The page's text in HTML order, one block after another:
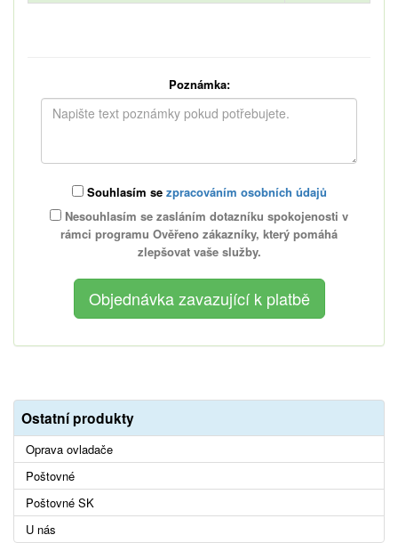
Poznámka:
Souhlasím se zpracováním osobních údajů
Nesouhlasím se zasláním dotazníku spokojenosti v
rámci programu Ověřeno zákazníky, který pomáhá
zlepšovat vaše služby.
Ostatní produkty
Oprava ovladače
Poštovné
Poštovné SK
U nás